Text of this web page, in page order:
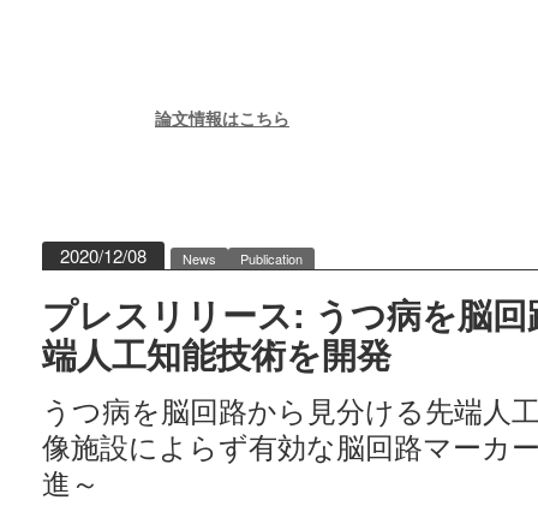
論文情報はこちら
2020/12/08 News Publication
プレスリリース: うつ病を脳
端人工知能技術を開発
うつ病を脳回路から見分ける先端人
像施設によらず有効な脳回路マーカ
進～